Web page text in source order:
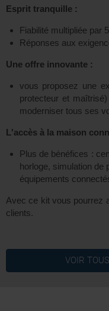
Esprit tranquille :
Fiabilité multipliée par 5
Réponses aux
Une offre innovante :
vous proposez une
protecteur et
moderniser tous ses
L'accès à la maison
Plus de bénéfices :
horloge, simulation de
équipements
Avec ce kit vous pourrez
clients.
VOIR